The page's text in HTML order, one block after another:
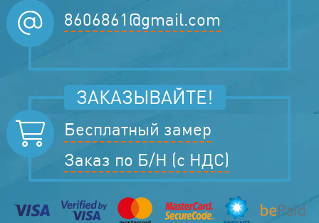
8606861@gmail.com
ЗАКАЗЫВАЙТЕ!
Бесплатный замер
Заказ по Б/Н (с НДС)